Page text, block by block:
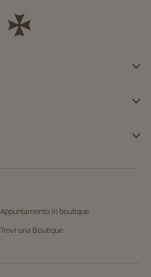
Appuntamento in boutique
Trovi una Boutique